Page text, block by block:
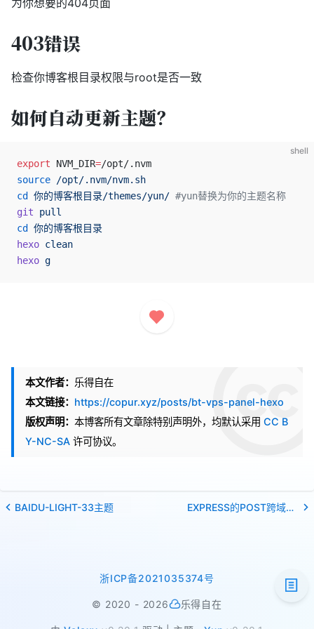
为你想要的404页面
403错误
检查你博客根目录权限与root是否一致
如何自动更新主题？
shell
export NVM_DIR=/opt/.nvm
source /opt/.nvm/nvm.sh
cd
你的博客根目录/themes/yun/ #yun替换为你的主题名称
git pull
cd
你的博客根目录
hexo clean
hexo g
本文作者： 乐得自在
本文链接： https://copur.xyz/posts/bt-vps-panel-hexo
版权声明： 本博客所有文章除特别声明外，均默认采用 CC B
Y-NC-SA 许可协议。
BAIDU-LIGHT-33主题 EXPRESS的POST跨域问题和前端原生JS的POST实现
浙ICP备2021035374号
© 2020 - 2026 乐得自在